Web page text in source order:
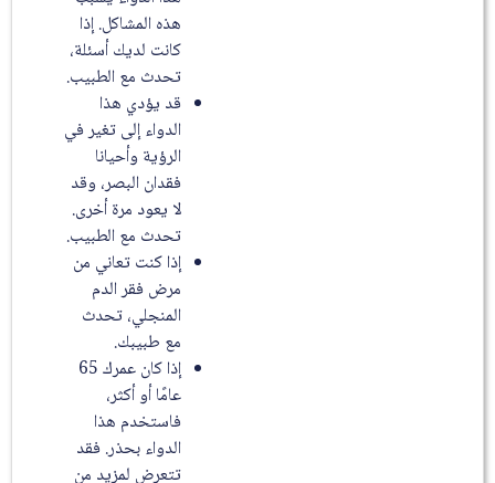
هذه المشاكل. إذا
كانت لديك أسئلة،
تحدث مع الطبيب.
قد يؤدي هذا
الدواء إلى تغير في
الرؤية وأحيانا
فقدان البصر، وقد
لا يعود مرة أخرى.
تحدث مع الطبيب.
إذا كنت تعاني من
مرض فقر الدم
المنجلي، تحدث
مع طبيبك.
إذا كان عمرك 65
عامًا أو أكثر،
فاستخدم هذا
الدواء بحذر. فقد
تتعرض لمزيد من